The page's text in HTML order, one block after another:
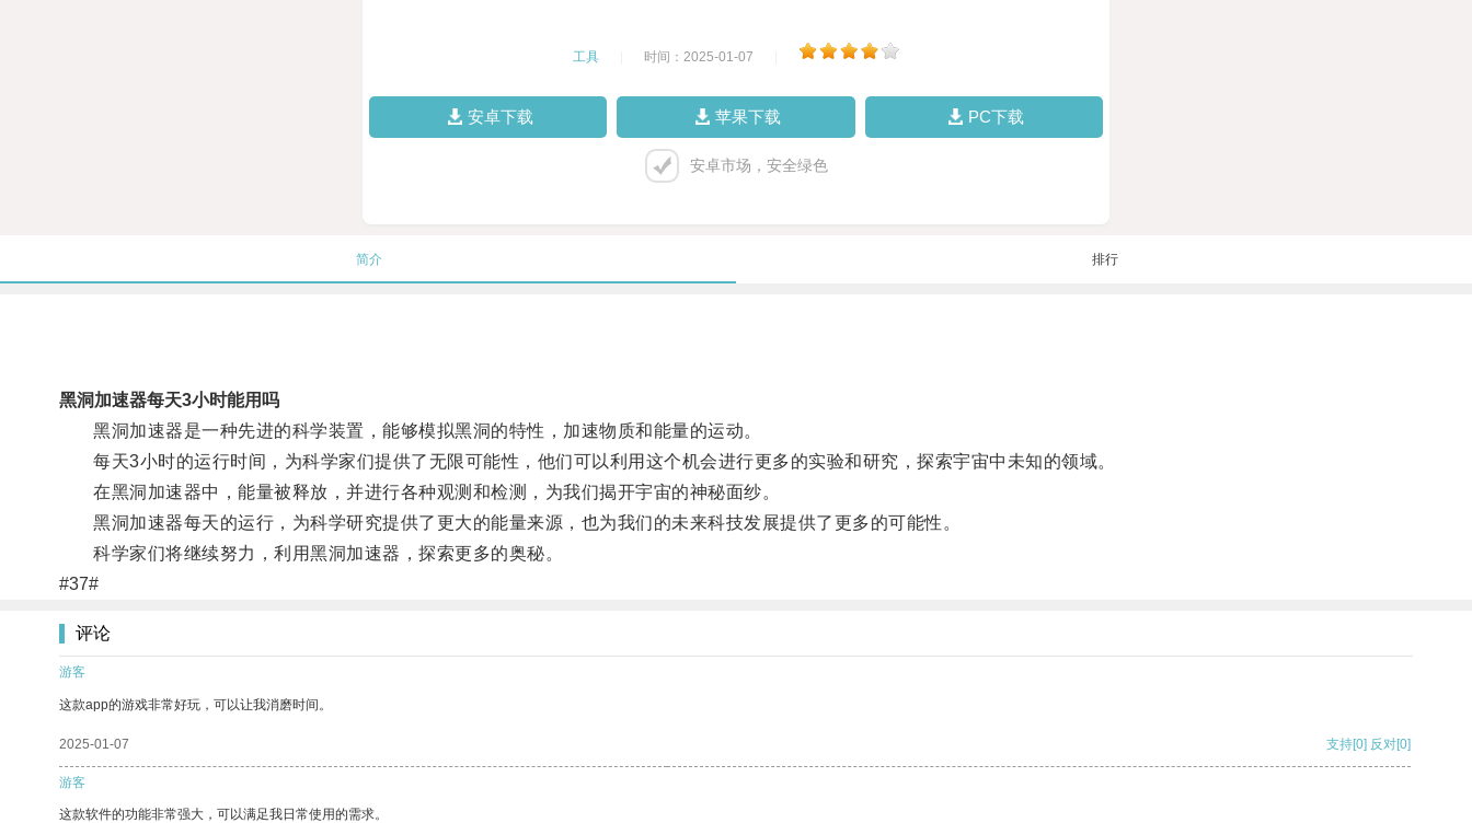
工具 时间：2025-01-07
安卓下载 苹果下载 PC下载
安卓市场，安全绿色
简介 排行
黑洞加速器每天3小时能用吗
黑洞加速器是一种先进的科学装置，能够模拟黑洞的特性，加速物质和能量的运动。
每天3小时的运行时间，为科学家们提供了无限可能性，他们可以利用这个机会进行更多的实验和研究，探索宇宙中未知的领域。
在黑洞加速器中，能量被释放，并进行各种观测和检测，为我们揭开宇宙的神秘面纱。
黑洞加速器每天的运行，为科学研究提供了更大的能量来源，也为我们的未来科技发展提供了更多的可能性。
科学家们将继续努力，利用黑洞加速器，探索更多的奥秘。
#37#
评论
游客
这款app的游戏非常好玩，可以让我消磨时间。
2025-01-07 支持[0] 反对[0]
游客
这款软件的功能非常强大，可以满足我日常使用的需求。